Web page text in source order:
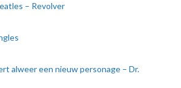
– Revolver
alweer een nieuw personage – Dr.